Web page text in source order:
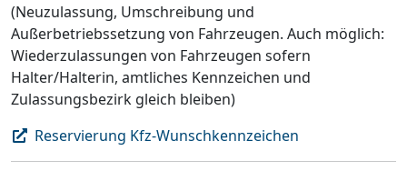
(Neuzulassung, Umschreibung und
Außerbetriebssetzung von Fahrzeugen. Auch möglich:
Wiederzulassungen von Fahrzeugen sofern
Halter/Halterin, amtliches Kennzeichen und
Zulassungsbezirk gleich bleiben)
Reservierung Kfz-Wunschkennzeichen